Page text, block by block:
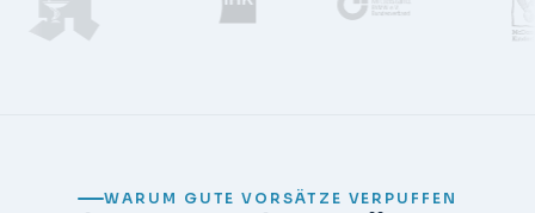
WARUM GUTE VORSÄTZE VERPUFFEN